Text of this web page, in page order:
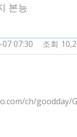
본능
07:30 조회
ch/goodday/